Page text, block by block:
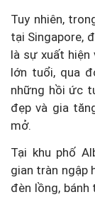
Tuy nhiên,
tại Singapore,
là sự xuất hiện
lớn tuổi, qua
những hồi ức
đẹp và gia
mở.
Tại khu phố
gian tràn ngập
đèn lồng, bánh